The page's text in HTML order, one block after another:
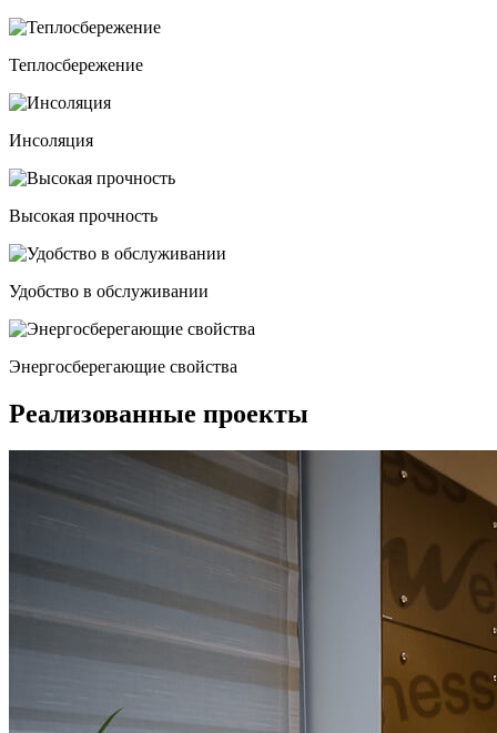
Теплосбережение
Инсоляция
Высокая прочность
Удобство в обслуживании
Энергосберегающие свойства
Реализованные проекты